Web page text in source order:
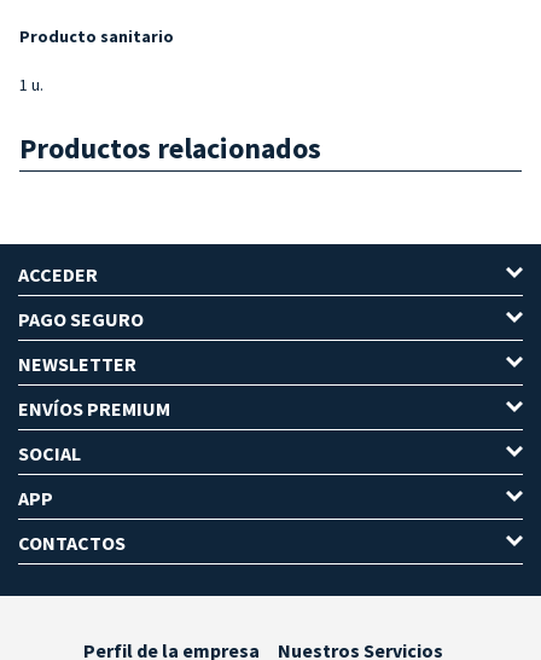
Producto sanitario
1 u.
Productos relacionados
ACCEDER
PAGO SEGURO
NEWSLETTER
ENVÍOS PREMIUM
SOCIAL
APP
CONTACTOS
Perfil de la empresa Nuestros Servicios